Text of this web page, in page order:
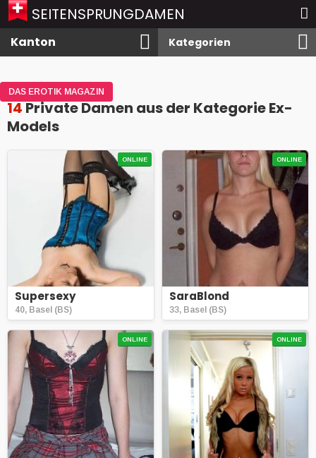
SEITENSPRUNGDAMEN
Kanton Kategorien
DAS EROTIK MAGAZIN
14Private Damen aus der Kategorie Ex-
Models
ONLINE
Supersexy
40, Basel (BS)
ONLINE
SaraBlond
33, Basel (BS)
ONLINE ONLINE